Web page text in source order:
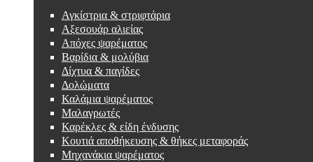
Αγκίστρια & στριφτάρια
Αξεσουάρ αλιείας
Απόχες ψαρέματος
Βαρίδια & μολύβια
Δίχτυα & παγίδες
Δολώματα
Καλάμια ψαρέματος
Μαλαγρωτές
Καρέκλες & είδη ένδυσης
Κουτιά αποθήκευσης & θήκες μεταφοράς
Μηχανάκια ψαρέματος